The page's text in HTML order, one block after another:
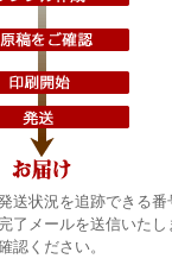
送状況を追跡できる番
了メールを送信いたし
認ください。